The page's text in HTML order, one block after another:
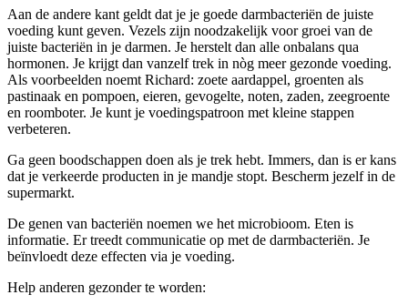
Aan de andere kant geldt dat je je goede darmbacteriën de juiste
voeding kunt geven. Vezels zijn noodzakelijk voor groei van de
juiste bacteriën in je darmen. Je herstelt dan alle onbalans qua
hormonen. Je krijgt dan vanzelf trek in nòg meer gezonde voeding.
Als voorbeelden noemt Richard: zoete aardappel, groenten als
pastinaak en pompoen, eieren, gevogelte, noten, zaden, zeegroente
en roomboter. Je kunt je voedingspatroon met kleine stappen
verbeteren.
Ga geen boodschappen doen als je trek hebt. Immers, dan is er kans
dat je verkeerde producten in je mandje stopt. Bescherm jezelf in de
supermarkt.
De genen van bacteriën noemen we het microbioom. Eten is
informatie. Er treedt communicatie op met de darmbacteriën. Je
beïnvloedt deze effecten via je voeding.
Help anderen gezonder te worden: